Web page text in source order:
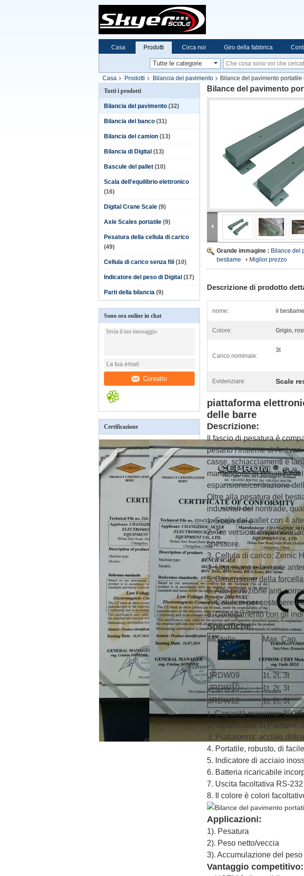
Casa Prodotti Circa noi Giro della fabbrica
Casa Prodotti Bilancia del pavimento
Bilance del pavimento portatile
Tutti i prodotti
Bilancia del pavimento (32)
Bilancia del banco (31)
Bilancia del camion (13)
Bilancia di Digital (13)
Bascule del pallet (10)
Scala dell'equilibrio elettronico
(16)
Digital Crane Scale (9)
Axle Scales portatile (9)
Pesatura della cellula di carico
(49)
Cellula di carico senza fili (10)
Indicatore del peso di Digital (17)
Parti della bilancia (9)
Sono ora online in chat
Contatto
Certificazione
Bilance del pavimento
Grande immagine : Bilance del
bestiame
Miglior prezzo
Descrizione di prodotto
nome: il
Colore: Grigio,
Carico nominale:
3t
Evidenziare: Scale
piattaforma
delle barre
Descrizione:
Il fascio di pesatura è
pesano l'insieme di
casse, schiacciamenti e
mantengono la pesatura
espansione/contrazione
Oltre alla pesatura del
industriali del nontrade,
1.Scala del pallet con 4
2. Tre versioni disponibili:
spessore.
3. Cellula di carico: Zemic
4. Una mano e le ruote
5. Dimensione della
6. Alto protezione anti-
7. Colulmn per sostenere
8. Collegamento con gli
Specifiche:
Modello Max. Cap.
JRDW09
1t, 2t, 3t
JRDW10
1t, 2t, 3t
JRDW12
1t, 2t, 3t
1.Capacità massima:
2. Dimensione di Platfrom:
3. Piattaforma: acciaio
4. Portatile, robusto, di
5. Indicatore di acciaio
6. Batteria ricaricabile
7. Uscita facoltativa RS-232
8. Il colore è colori
Applicazioni:
1). Pesatura
2). Peso netto/veccia
3). Accumulazione del peso
Vantaggio competitivo: